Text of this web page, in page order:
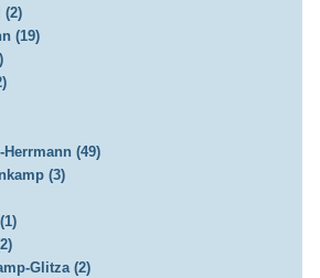
(2)
(19)
(49)
(3)
Glitza (2)